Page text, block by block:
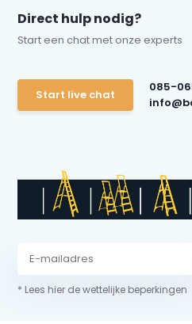
Direct hulp nodig?
Start een chat met onze experts
Start live chat
085-
* Lees hier de wettelijke beperkingen